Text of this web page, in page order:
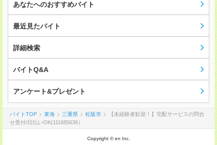
あなたへのおすすめバイト
最近見たバイト
詳細検索
バイトQ&A
アンケート&プレゼント
バイトTOP 東海 三重県 松阪市
【未経験者歓迎！】宅配サービスの問合
せ受付/日払いOK(111685636）
Copyright © en Inc.